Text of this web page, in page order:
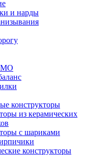
и нарды
конструкторы
из керамических
с шариками
конструкторы